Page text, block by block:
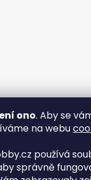
ono. Aby se
na webu
používá
správně
vybrat správné
správné servo